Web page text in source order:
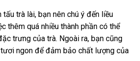
tấu trà lài, bạn nên chú ý đến liều
thêm quá nhiều thành phần có thể
trưng của trà. Ngoài ra, bạn cũng
ngon để đảm bảo chất lượng của